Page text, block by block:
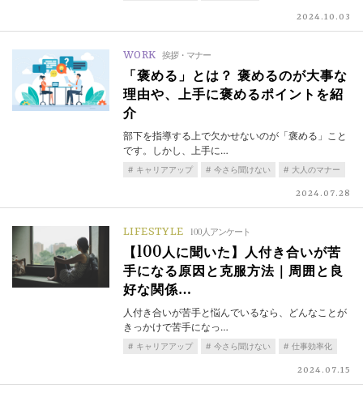
2024.10.03
WORK 挨拶・マナー
「褒める」とは？ 褒めるのが大事な
理由や、上手に褒めるポイントを紹
介
部下を指導する上で欠かせないのが「褒める」こと
です。しかし、上手に…
キャリアアップ 今さら聞けない 大人のマナー
2024.07.28
LIFESTYLE 100人アンケート
【100人に聞いた】人付き合いが苦
手になる原因と克服方法｜周囲と良
好な関係…
人付き合いが苦手と悩んでいるなら、どんなことが
きっかけで苦手になっ…
キャリアアップ 今さら聞けない 仕事効率化
2024.07.15